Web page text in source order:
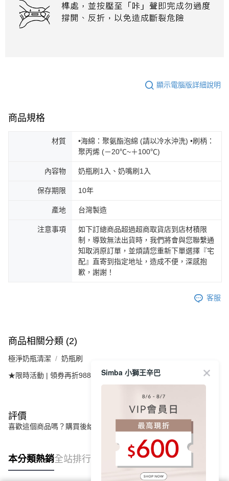
顯示電腦版詳細說明
商品規格
材質
•海綿：聚氨酯泡綿 (請以冷水沖洗) •刷柄：
聚丙烯 (－20℃~＋100℃)
內容物 奶瓶刷1入、奶嘴刷1入
保存期限 10年
產地 台灣製造
注意事項
如下訂總商品超過超商取貨店到店材積限
制，導致無法出貨時，我們將會與您聯繫通
知取消原訂單，並煩請您重新下單選擇『宅
配』直寄到指定地址，造成不便，深感抱
歉，謝謝！
客服
商品相關分類 (2)
極淨奶瓶清潔 奶瓶刷
★限時活動 | 領券再折988 👉 清潔專區 | 3件79折
評價
喜歡這個商品嗎？購買後給他一個好評吧
本分類熱銷全站排行
Simba 小獅王辛巴